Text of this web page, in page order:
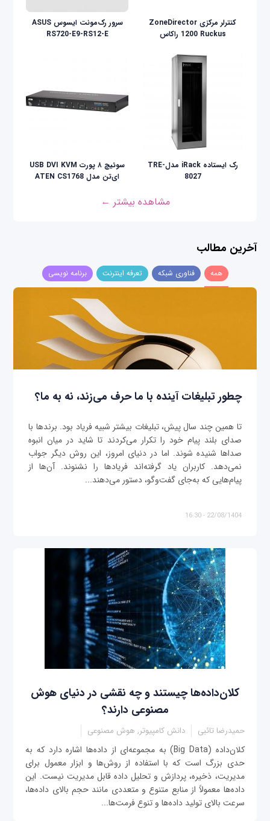
کنترلر مرکزی ZoneDirector
1200 Ruckus راکاس
سرور رک‌مونت ایسوس ASUS
RS720-E9-RS12-E
رک ایستاده iRack مدلTRE-
8027
سوئیچ ۸ پورت USB DVI KVM
ای‌تن مدل ATEN CS1768
مشاهده بیشتر ←
آخرین مطالب
همه فناوری شبکه تعرفه اینترنت برنامه نویسی
چطور تبلیغات آینده با ما حرف می‌زند، نه به ما؟
تا همین چند سال پیش، تبلیغات بیشتر شبیه فریاد بود. برندها با
صدای بلند پیام خود را تکرار می‌کردند تا شاید در میان انبوه
صداها شنیده شوند. اما در دنیای امروز، این روش دیگر جواب
نمی‌دهد. کاربران یاد گرفته‌اند فریادها را نشنوند. آن‌ها از
پیام‌هایی که به‌جای گفت‌وگو، دستور می‌دهند...
22/08/1404 - 16:30
کلان‌داده‌ها چیستند و چه نقشی در دنیای هوش
مصنوعی دارند؟
حمیدرضا تائبی دانش کامپیوتر, هوش مصنوعی
کلان‌داده (Big Data) به مجموعه‌ای از داده‌ها اشاره دارد که به
حدی بزرگ است که با استفاده از روش‌ها و ابزار معمول برای
مدیریت، ذخیره، پردازش و تحلیل داده قابل مدیریت نیست. این
داده‌ها معمولاً از منابع متنوع و متعددی مانند حجم بالای داده‌ها،
سرعت بالای تولید داده‌ها و تنوع فرمت‌ها...